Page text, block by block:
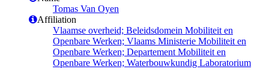
Tomas Van Oyen
Affiliation
Vlaamse overheid; Beleidsdomein Mobiliteit en
Openbare Werken; Vlaams Ministerie Mobiliteit en
Openbare Werken; Departement Mobiliteit en
Openbare Werken; Waterbouwkundig Laboratorium